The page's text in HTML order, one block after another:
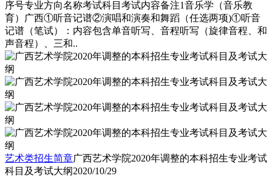
序号专业方向名称考试科目考试内容备注1音乐学（音乐教
育）广西①听音记谱②演唱和演奏和舞蹈（任选两项)①听音
记谱（笔试）：内容包含单音听写、音程听写（旋律音程、和
声音程）、三和..
艺术类招生简章广西艺术学院2020年调整的本科招生专业考试
科目及考试大纲2020/10/29